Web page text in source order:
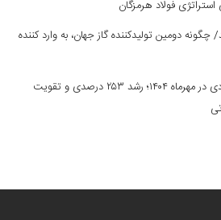
فولاد هرمزگان
چگونه دومین تولیدکننده گاز جهان، به وارد کننده
جهش چشمگیر درآمد بانک دی در مهرماه ۱۴۰۴؛ رشد ۲۵۳ درصدی و تقویت